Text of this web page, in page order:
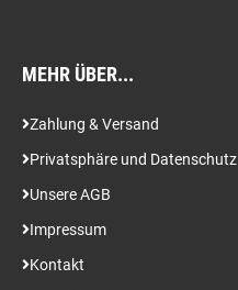
MEHR ÜBER...
Zahlung & Versand
Privatsphäre und Datenschutz
Unsere AGB
Impressum
Kontakt